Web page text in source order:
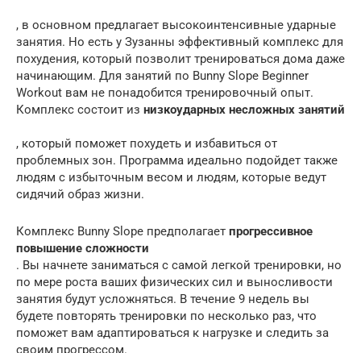
, в основном предлагает высокоинтенсивные ударные
занятия. Но есть у Зузанны эффективный комплекс для
похудения, который позволит тренироваться дома даже
начинающим. Для занятий по Bunny Slope Beginner
Workout вам не понадобится тренировочный опыт.
Комплекс состоит из низкоударных несложных занятий
, который поможет похудеть и избавиться от
проблемных зон. Программа идеально подойдет также
людям с избыточным весом и людям, которые ведут
сидячий образ жизни.
Комплекс Bunny Slope предполагает прогрессивное
повышение сложности
. Вы начнете заниматься с самой легкой тренировки, но
по мере роста ваших физических сил и выносливости
занятия будут усложняться. В течение 9 недель вы
будете повторять тренировки по несколько раз, что
поможет вам адаптироваться к нагрузке и следить за
своим прогрессом.